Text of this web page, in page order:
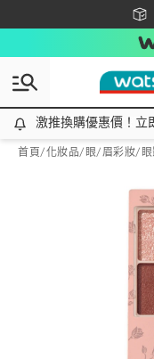
激推換購優惠價！立即
激推換購優惠價！立
首頁/化妝品/ 眼/眉彩妝/